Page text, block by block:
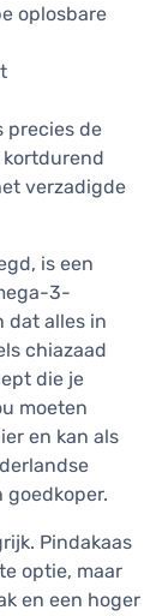
oplosbare
precies de
kortdurend
verzadigde
is een
3-
dat alles in
chiazaad
die je
moeten
en kan als
Pindakaas
optie, maar
en een hoger